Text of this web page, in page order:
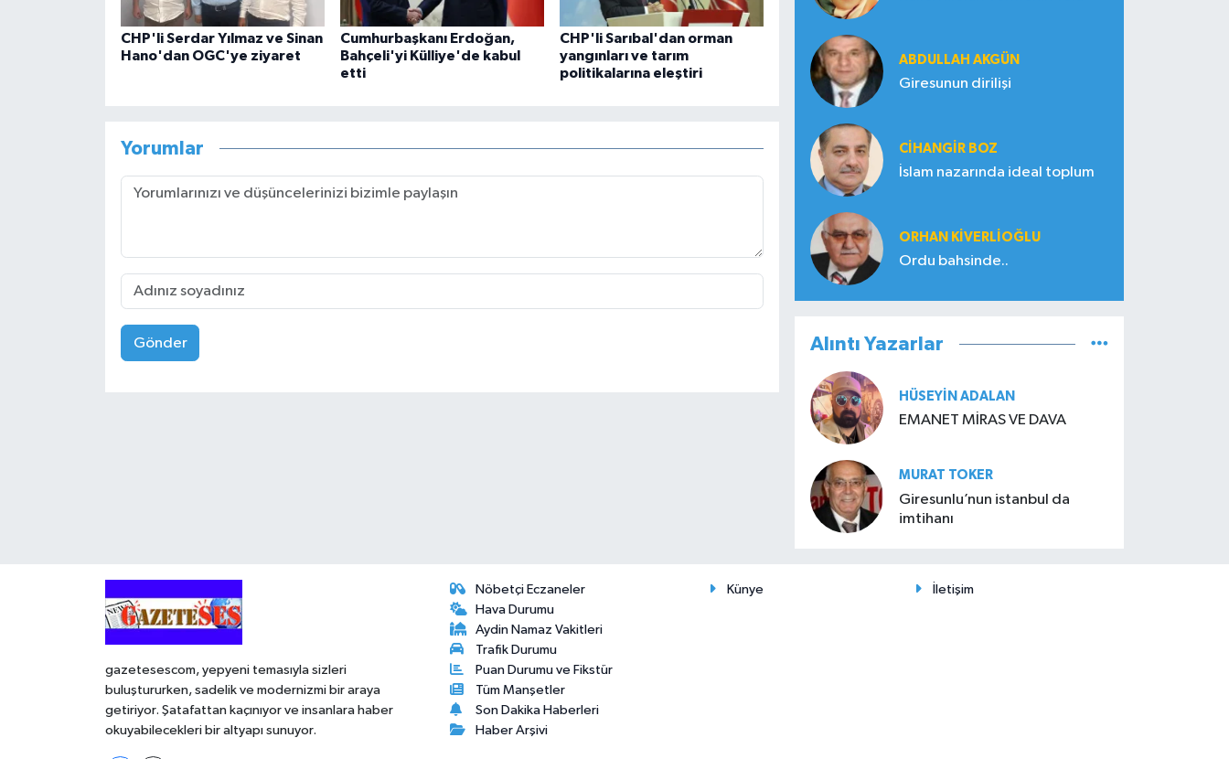
CHP'li Serdar Yılmaz ve Sinan
Hano'dan OGC'ye ziyaret
Cumhurbaşkanı Erdoğan,
Bahçeli'yi Külliye'de kabul
etti
CHP'li Sarıbal'dan orman
yangınları ve tarım
politikalarına eleştiri
Yorumlar
Gönder
ABDULLAH AKGÜN
Giresunun dirilişi
CIHANGIR BOZ
İslam nazarında ideal toplum
ORHAN KIVERLIOĞLU
Ordu bahsinde..
Alıntı Yazarlar
HÜSEYIN ADALAN
EMANET MİRAS VE DAVA
MURAT TOKER
Giresunlu’nun istanbul da
imtihanı
gazetesescom, yepyeni temasıyla sizleri
buluştururken, sadelik ve modernizmi bir araya
getiriyor. Şatafattan kaçınıyor ve insanlara haber
okuyabilecekleri bir altyapı sunuyor.
Nöbetçi Eczaneler
Hava Durumu
Aydin Namaz Vakitleri
Trafik Durumu
Puan Durumu ve Fikstür
Tüm Manşetler
Son Dakika Haberleri
Haber Arşivi
Künye İletişim